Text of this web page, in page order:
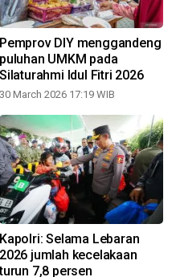
Pemprov DIY menggandeng
puluhan UMKM pada
Silaturahmi Idul Fitri 2026
30 March 2026 17:19 WIB
Kapolri: Selama Lebaran
2026 jumlah kecelakaan
turun 7,8 persen